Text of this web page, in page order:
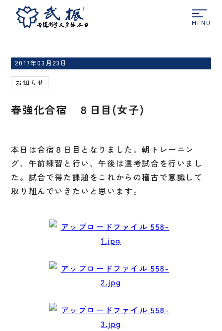
ホーム お知らせ
2017年03月23日
お知らせ
春強化合宿 ８日目(女子)
本日は合宿８日目となりました。朝トレーニン
グ、午前練習と行い、午後は選考試合を行いまし
た。試合で得た課題をこれからの稽古で意識して
取り組んでいきたいと思います。